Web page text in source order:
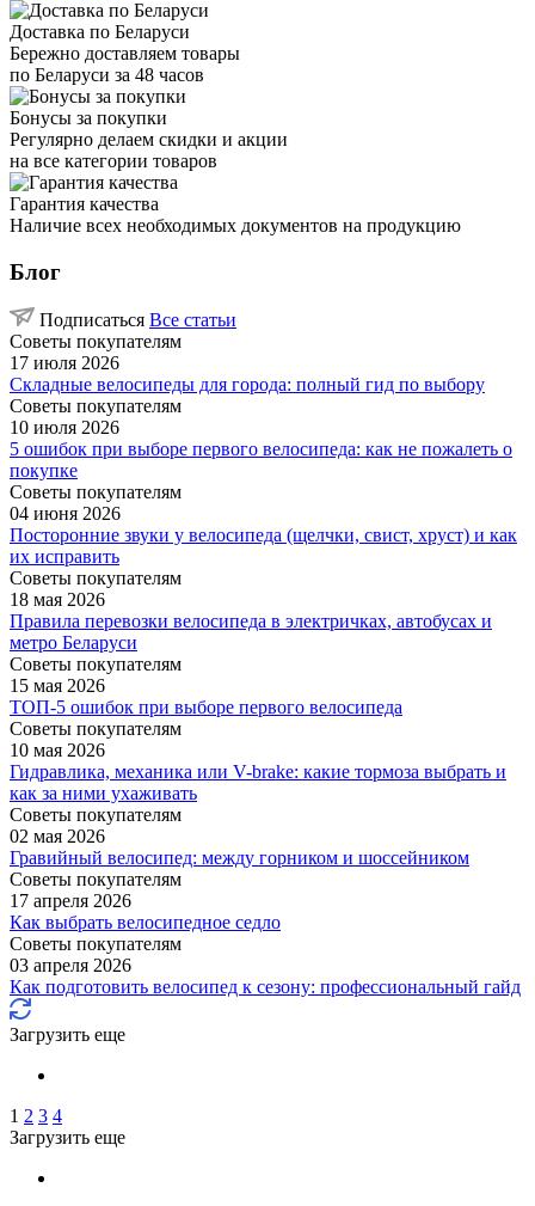
Доставка по Беларуси
Бережно доставляем товары
по Беларуси за 48 часов
Бонусы за покупки
Регулярно делаем скидки и акции
на все категории товаров
Гарантия качества
Наличие всех необходимых документов на продукцию
Блог
Подписаться Все статьи
Советы покупателям
17 июля 2026
Складные велосипеды для города: полный гид по выбору
Советы покупателям
10 июля 2026
5 ошибок при выборе первого велосипеда: как не пожалеть о
покупке
Советы покупателям
04 июня 2026
Посторонние звуки у велосипеда (щелчки, свист, хруст) и как
их исправить
Советы покупателям
18 мая 2026
Правила перевозки велосипеда в электричках, автобусах и
метро Беларуси
Советы покупателям
15 мая 2026
ТОП-5 ошибок при выборе первого велосипеда
Советы покупателям
10 мая 2026
Гидравлика, механика или V-brake: какие тормоза выбрать и
как за ними ухаживать
Советы покупателям
02 мая 2026
Гравийный велосипед: между горником и шоссейником
Советы покупателям
17 апреля 2026
Как выбрать велосипедное седло
Советы покупателям
03 апреля 2026
Как подготовить велосипед к сезону: профессиональный гайд
Загрузить еще
1 2 3 4
Загрузить еще